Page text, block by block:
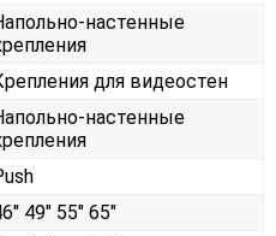
настенные
для видеостен
настенные
49" 55" 65"